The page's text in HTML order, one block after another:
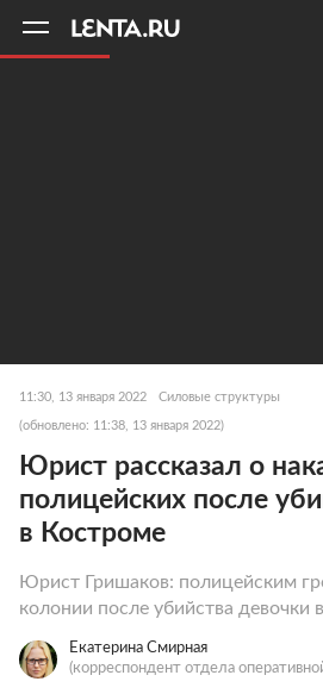
11:30, 13 января 2022 Силовые структуры
(обновлено: 11:38, 13 января 2022)
Юрист рассказал о
полицейских после
в Костроме
Юрист Гришаков: полицейским
колонии после убийства девочки
Екатерина Смирная
(корреспондент отдела